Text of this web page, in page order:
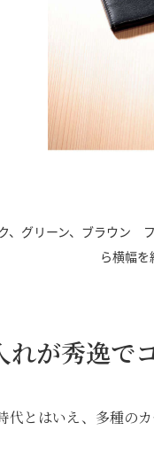
、グリーン、ブラウン
ら横幅
れが秀逸で
代とはいえ、多種の